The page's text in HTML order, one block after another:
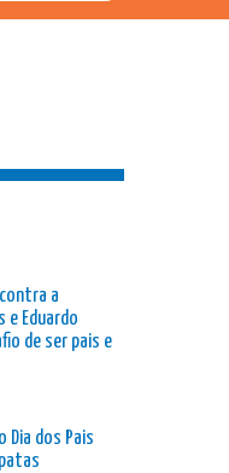
a
e Eduardo
de ser pais e
Dia dos Pais